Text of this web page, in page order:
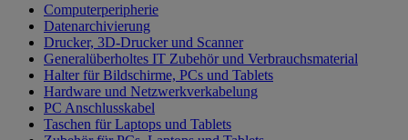
Computerperipherie
Datenarchivierung
Drucker, 3D-Drucker und Scanner
Generalüberholtes IT Zubehör und Verbrauchsmaterial
Halter für Bildschirme, PCs und Tablets
Hardware und Netzwerkverkabelung
PC Anschlusskabel
Taschen für Laptops und Tablets